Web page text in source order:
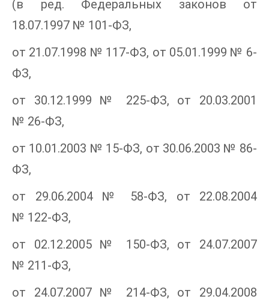
(в ред. Федеральных законов от
18.07.1997 № 101-ФЗ,
от 21.07.1998 № 117-ФЗ, от 05.01.1999 № 6-
ФЗ,
от 30.12.1999 № 225-ФЗ, от 20.03.2001
№ 26-ФЗ,
от 10.01.2003 № 15-ФЗ, от 30.06.2003 № 86-
ФЗ,
от 29.06.2004 № 58-ФЗ, от 22.08.2004
№ 122-ФЗ,
от 02.12.2005 № 150-ФЗ, от 24.07.2007
№ 211-ФЗ,
от 24.07.2007 № 214-ФЗ, от 29.04.2008